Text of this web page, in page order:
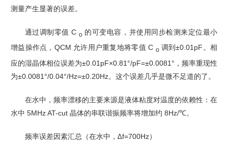
测量产生显著的误差。
通过调制零值 C o 的可变电容，并使用同步检测来定位最小
增益操作点，QCM 允许用户重复地将零值 C o 调到±0.01pF。相
应的湿晶体相位误差为±0.01pF×0.81°/pF=±0.0081°，频率重现性
为±0.0081°/0.04°/Hz=±0.20Hz。这个误差几乎是微不足道的了。
在水中，频率漂移的主要来源是液体粘度对温度的依赖性：在
水中 5MHz AT-cut 晶体的串联谐振频率将增加约 8Hz/℃。
频率误差因素汇总（在水中，∆f=700Hz）